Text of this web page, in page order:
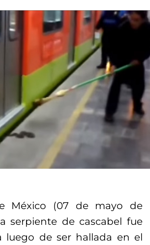
México (07 de mayo de
serpiente de cascabel fue
luego de ser hallada en el